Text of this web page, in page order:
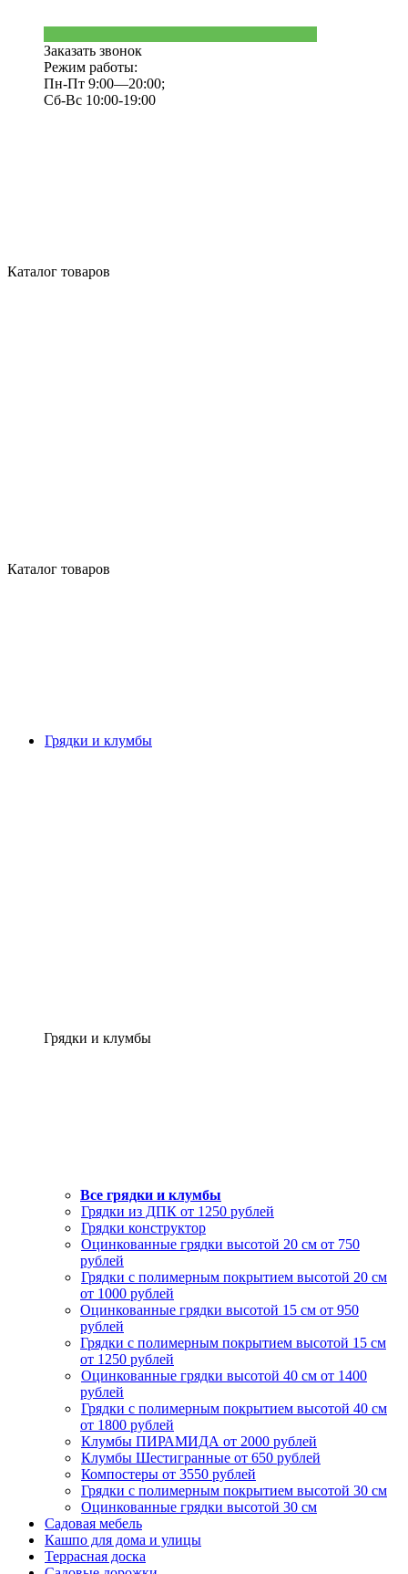
Заказать звонок
Режим работы:
Пн-Пт 9:00—20:00;
Сб-Вс 10:00-19:00
Каталог товаров
Каталог товаров
Грядки и клумбы
Грядки и клумбы
Все грядки и клумбы
Грядки из ДПК от 1250 рублей
Грядки конструктор
Оцинкованные грядки высотой 20 см от 750
рублей
Грядки с полимерным покрытием высотой 20 см
от 1000 рублей
Оцинкованные грядки высотой 15 см от 950
рублей
Грядки с полимерным покрытием высотой 15 см
от 1250 рублей
Оцинкованные грядки высотой 40 см от 1400
рублей
Грядки с полимерным покрытием высотой 40 см
от 1800 рублей
Клумбы ПИРАМИДА от 2000 рублей
Клумбы Шестигранные от 650 рублей
Компостеры от 3550 рублей
Грядки с полимерным покрытием высотой 30 см
Оцинкованные грядки высотой 30 см
Садовая мебель
Кашпо для дома и улицы
Террасная доска